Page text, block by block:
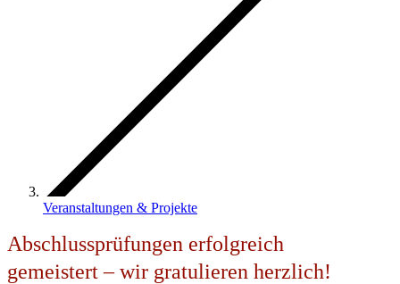
Veranstaltungen & Projekte
Abschlussprüfungen erfolgreich
gemeistert – wir gratulieren herzlich!